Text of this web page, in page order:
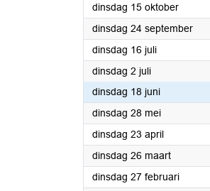
dinsdag 15 oktober2024
dinsdag 24 september2024
dinsdag 16 juli2024
dinsdag 2 juli2024
dinsdag 18 juni2024
dinsdag 28 mei2024
dinsdag 23 april2024
dinsdag 26 maart2024
dinsdag 27 februari2024